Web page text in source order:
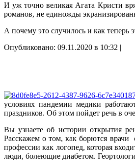
И уж точно великая Агата Кристи
романов, не единожды
А почему это случилось и как теперь
Опубликовано: 09.11.2020 в 10:32 |
условиях пандемии медики
праздников. Об этом пойдет речь в
Вы узнаете об истории открытия
Расскажем о том, как борются
профессии как логопед, которая
люди, болеющие диабетом.